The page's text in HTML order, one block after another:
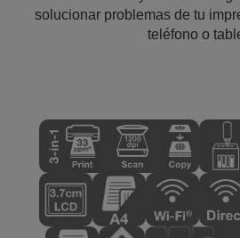
solucionar problemas de tu
teléfono o